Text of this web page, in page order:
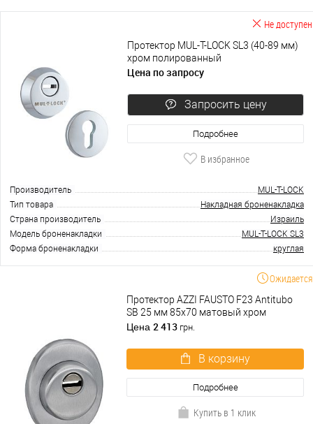
Не доступен
Протектор MUL-T-LOCK SL3 (40-89 мм)
хром полированный
Цена по запросу
Запросить цену
Подробнее
В избранное
Производитель
MUL-T-LOCK
Тип товара
Накладная броненакладка
Страна производитель
Израиль
Модель броненакладки
MUL-T-LOCK SL3
Форма броненакладки
круглая
Ожидается
Протектор AZZI FAUSTO F23 Antitubo
SB 25 мм 85х70 матовый хром
Цена 2 413 грн.
В корзину
Подробнее
Купить в 1 клик